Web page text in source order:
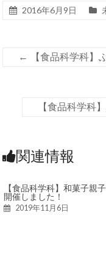
2016年6月9日
← 【食品科学科】
【食品科学科
関連情報
【食品科学科】和菓子親
開催しました！
2019年11月6日